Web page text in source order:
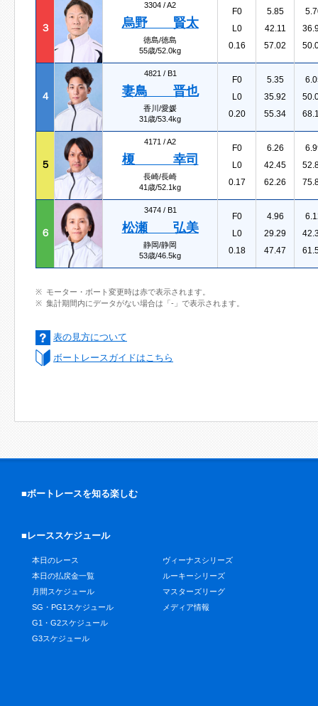
３
3304 /A2
烏野 賢太
徳島/徳島
55歳/52.0kg
F0
L0
0.16
5.85
42.11
57.02
４
4821 / B1
妻鳥 晋也
香川/愛媛
31歳/53.4kg
F0
L0
0.20
5.35
35.92
55.34
５
4171 /A2
榎 幸司
長崎/長崎
41歳/52.1kg
F0
L0
0.17
6.26
42.45
62.26
６
3474 / B1
松瀬 弘美
静岡/静岡
53歳/46.5kg
F0
L0
0.18
4.96
29.29
47.47
モーター・ボート変更時は赤で表示されます。
集計期間内にデータがない場合は「-」で表示されます。
表の見方について
ボートレースガイドはこちら
■ボートレースを知る楽しむ
■レーススケジュール
本日のレース
本日の払戻金一覧
月間スケジュール
SG・PG1スケジュール
G1・G2スケジュール
G3スケジュール
ヴィーナスシリーズ
ルーキーシリーズ
マスターズリーグ
メディア情報